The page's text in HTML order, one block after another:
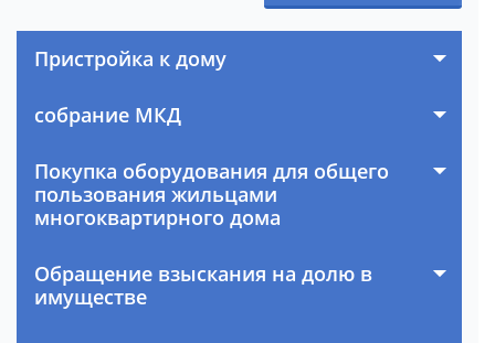
Пристройка к дому
собрание МКД
Покупка оборудования для общего
пользования жильцами
многоквартирного дома
Обращение взыскания на долю в
имуществе